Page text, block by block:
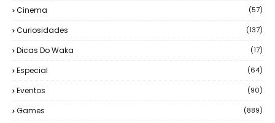
Cinema (57)
Curiosidades (137)
Dicas Do Waka (17)
Especial (64)
Eventos (90)
Games (889)